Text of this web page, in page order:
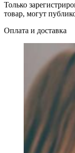
Только
товар, могут
Оплата и доставка